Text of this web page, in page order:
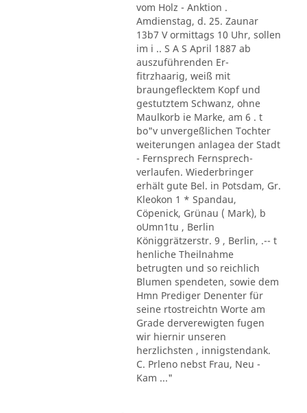
vom Holz - Anktion .
Amdienstag, d. 25. Zaunar
13b7 V ormittags 10 Uhr, sollen
im i .. S A S April 1887 ab
auszuführenden Er-
fitrzhaarig, weiß mit
braungeflecktem Kopf und
gestutztem Schwanz, ohne
Maulkorb ie Marke, am 6 . t
bo"v unvergeßlichen Tochter
weiterungen anlagea der Stadt
- Fernsprech Fernsprech-
verlaufen. Wiederbringer
erhält gute Bel. in Potsdam, Gr.
Kleokon 1 * Spandau,
Cöpenick, Grünau ( Mark), b
oUmn1tu , Berlin
Königgrätzerstr. 9 , Berlin, .-- t
henliche Theilnahme
betrugten und so reichlich
Blumen spendeten, sowie dem
Hmn Prediger Denenter für
seine rtostreichtn Worte am
Grade derverewigten fugen
wir hiernir unseren
herzlichsten , innigstendank.
C. Prleno nebst Frau, Neu -
Kam ..."